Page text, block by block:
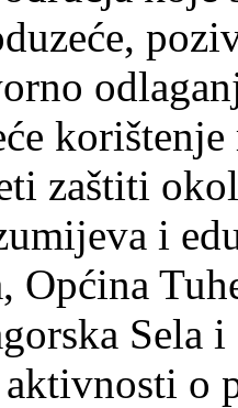
zaštiti
i
Općina
Sela
o